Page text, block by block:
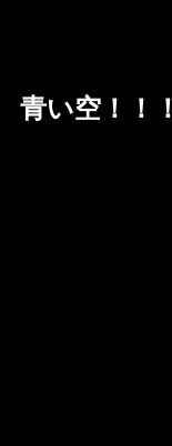
青い空！！！